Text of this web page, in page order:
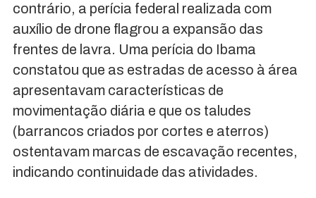
contrário, a perícia federal realizada com
auxílio de drone flagrou a expansão das
frentes de lavra. Uma perícia do Ibama
constatou que as estradas de acesso à área
apresentavam características de
movimentação diária e que os taludes
(barrancos criados por cortes e aterros)
ostentavam marcas de escavação recentes,
indicando continuidade das atividades.